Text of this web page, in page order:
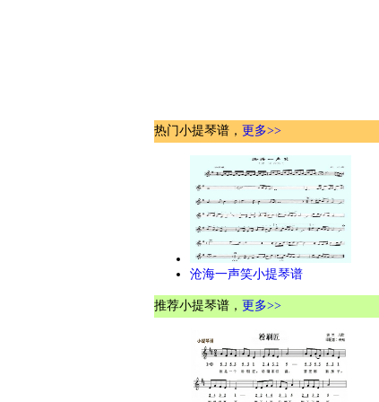
热门小提琴谱， 更多>>
沧海一声笑小提琴谱
推荐小提琴谱， 更多>>